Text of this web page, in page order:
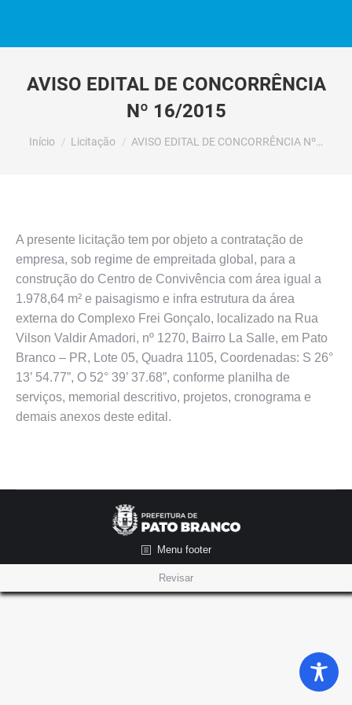
AVISO EDITAL DE CONCORRÊNCIA
Nº 16/2015
Você está aqui:
Início Licitação AVISO EDITAL DE CONCORRÊNCIA Nº…
A presente licitação tem por objeto a contratação de
empresa, sob regime de empreitada global, para a
construção do Centro de Convivência com área igual a
1.978,64 m² e paisagismo e infra estrutura da área
externa do Complexo Frei Gonçalo, localizado na Rua
Vilson Valdir Amadori, nº 1270, Bairro La Salle, em Pato
Branco – PR, Lote 05, Quadra 1105, Coordenadas: S 26°
13’ 54.77”, O 52° 39’ 37.68”, conforme planilha de
serviços, memorial descritivo, projetos, cronograma e
demais anexos deste edital.
Menu footer
Revisar